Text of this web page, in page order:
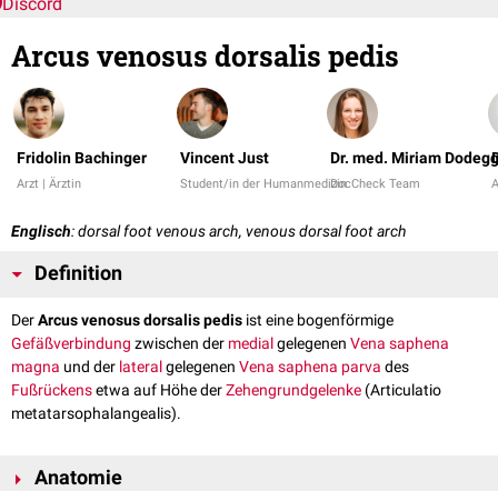
Arcus venosus dorsalis pedis
Fridolin Bachinger
Arzt | Ärztin
Vincent Just
Student/in der Humanmedizin
Dr. med. Miriam
DocCheck Team
Englisch: dorsal foot venous arch, venous dorsal foot arch
Definition
DerArcus venosus dorsalis pedis ist eine bogenförmige
Gefäßverbindung zwischen der medialgelegenen Vena saphena
magna und der lateralgelegenen Vena saphena parva des
Fußrückensetwa auf Höhe derZehengrundgelenke (Articulatio
metatarsophalangealis).
Anatomie